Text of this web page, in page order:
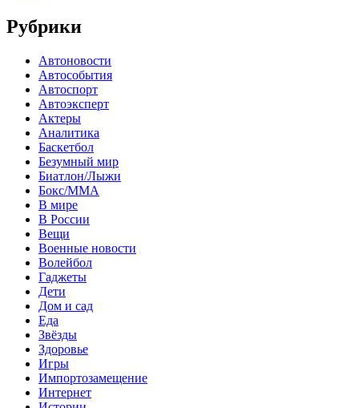
Рубрики
Автоновости
Автособытия
Автоспорт
Автоэксперт
Актеры
Аналитика
Баскетбол
Безумный мир
Биатлон/Лыжи
Бокс/MMA
В мире
В России
Вещи
Военные новости
Волейбол
Гаджеты
Дети
Дом и сад
Еда
Звёзды
Здоровье
Игры
Импортозамещение
Интернет